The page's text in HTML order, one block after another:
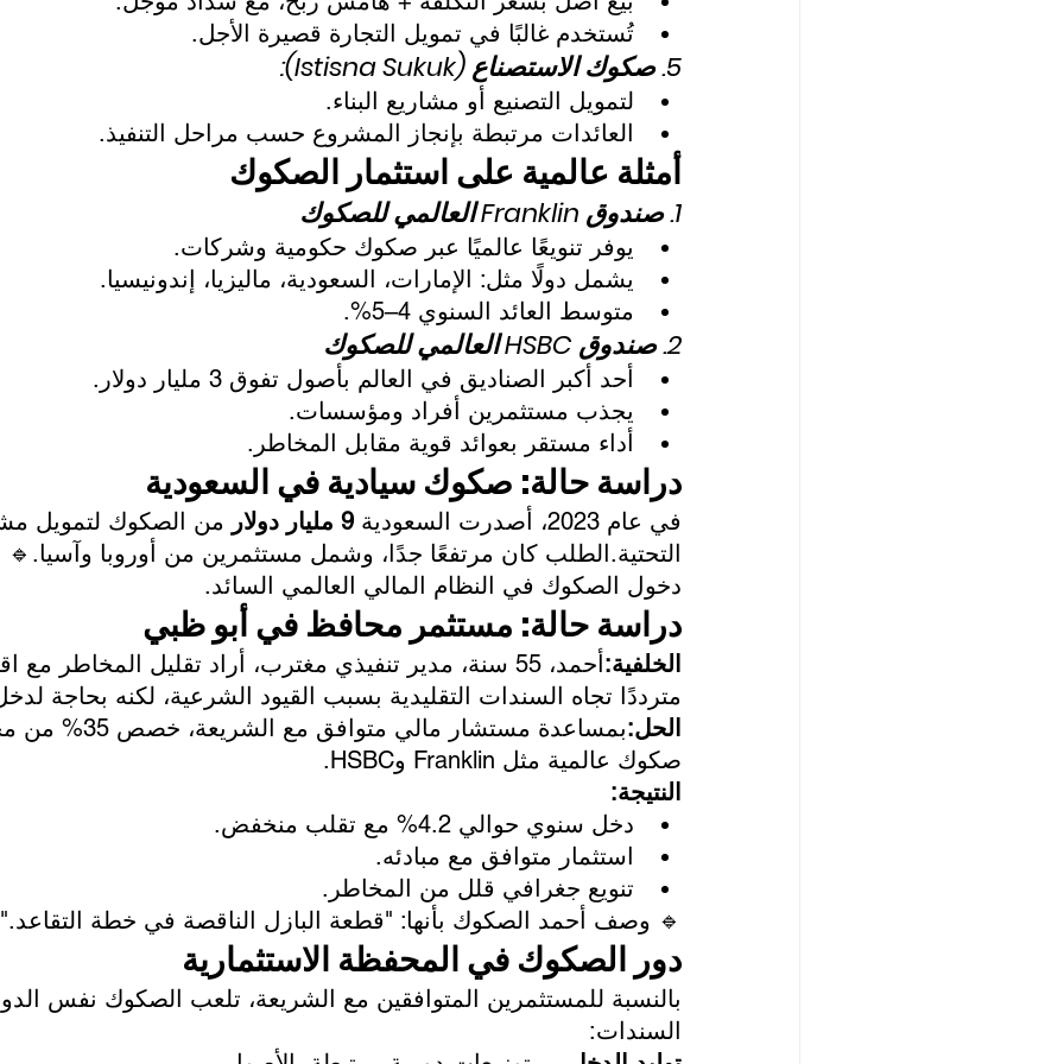
تُستخدم غالبًا في تمويل التجارة قصيرة الأجل.
5. صكوك الاستصناع (Istisna Sukuk):
لتمويل التصنيع أو مشاريع البناء.
العائدات مرتبطة بإنجاز المشروع حسب مراحل التنفيذ.
أمثلة عالمية على استثمار الصكوك
1. صندوق Franklin العالمي للصكوك
يوفر تنويعًا عالميًا عبر صكوك حكومية وشركات.
يشمل دولًا مثل: الإمارات، السعودية، ماليزيا، إندونيسيا.
متوسط العائد السنوي 4–5%.
2. صندوق HSBC العالمي للصكوك
أحد أكبر الصناديق في العالم بأصول تفوق 3 مليار دولار.
يجذب مستثمرين أفراد ومؤسسات.
أداء مستقر بعوائد قوية مقابل المخاطر.
دراسة حالة: صكوك سيادية في السعودية
في عام 2023، أصدرت السعودية 9 مليار دولار
من الصكوك لتمويل
التحتية.الطلب كان مرتفعًا جدًا، وشمل مستثمرين من أوروبا
دخول الصكوك في النظام المالي العالمي السائد.
دراسة حالة: مستثمر محافظ في أبو ظبي
الخلفية:
أحمد، 55 سنة، مدير تنفيذي مغترب، أراد تقليل المخاطر
مترددًا تجاه السندات التقليدية بسبب القيود الشرعية، لكنه بحاجة
الحل:
بمساعدة مستشار مالي
صكوك عالمية مثل Franklin وHSBC.
النتيجة:
دخل سنوي حوالي 4.2% مع تقلب منخفض.
استثمار متوافق مع مبادئه.
تنويع جغرافي قلل من المخاطر.
🔹 وصف أحمد الصكوك بأنها: "قطعة البازل الناقصة في خطة التقاعد."
دور الصكوك في المحفظة الاستثمارية
بالنسبة للمستثمرين المتوافقين مع الشريعة، تلعب الصكوك نفس
السندات: